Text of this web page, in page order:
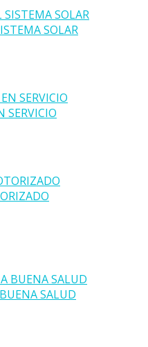
SOLAR
SERVICIO
SALUD